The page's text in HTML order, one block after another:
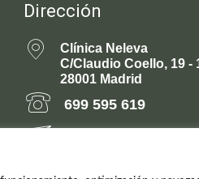
Dirección
Clínica Neleva
C/Claudio Coello, 19 -
28001 Madrid
699 595 619